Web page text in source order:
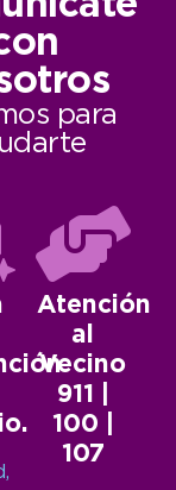
para
Atención
al
Vecino
911 |
100 |
107